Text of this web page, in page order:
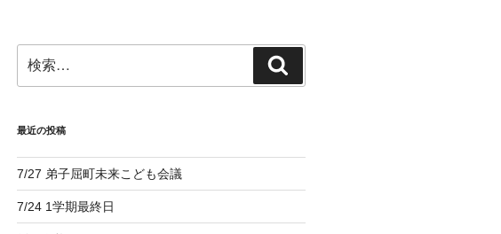
索:
索
最近の投稿
7/27 弟子屈町未来こども会議
7/24 1学期最終日